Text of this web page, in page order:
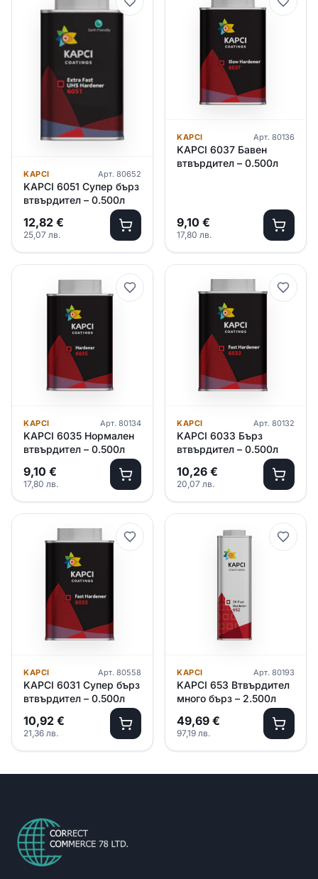
KAPCI Арт. 80652
KAPCI 6051 Супер бърз
втвърдител – 0.500л
12,82 €
25,07 лв.
KAPCI Арт. 80136
KAPCI 6037 Бавен
втвърдител – 0.500л
9,10 €
17,80 лв.
KAPCI Арт. 80134
KAPCI 6035 Нормален
втвърдител – 0.500л
9,10 €
17,80 лв.
KAPCI Арт. 80132
KAPCI 6033 Бърз
втвърдител – 0.500л
10,26 €
20,07 лв.
KAPCI Арт. 80558
KAPCI 6031 Супер бърз
втвърдител – 0.500л
10,92 €
21,36 лв.
KAPCI Арт. 80193
KAPCI 653 Втвърдител
много бърз – 2.500л
49,69 €
97,19 лв.